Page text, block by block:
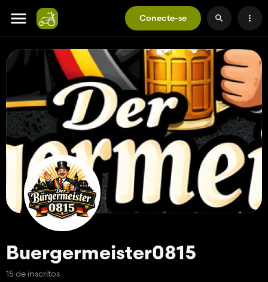
Conecte-se
Buergermeister0815
15 de inscritos